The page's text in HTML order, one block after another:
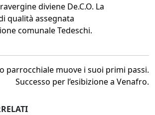
diviene De.C.O. La
qualità assegnata
comunale Tedeschi.
parrocchiale muove i suoi primi passi.
Successo per l’esibizione a Venafro.